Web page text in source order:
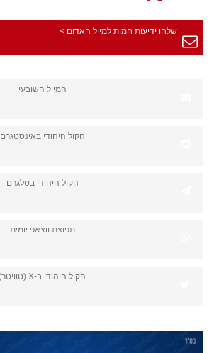
שלחו ידיעות חמות למייל האדום >
המייל השובעי
הקול היהודי באינסטגרם
הקול היהודי בטלגרם
תפוצת ווצאפ יומית
הקול היהודי ב-X (טוויטר)